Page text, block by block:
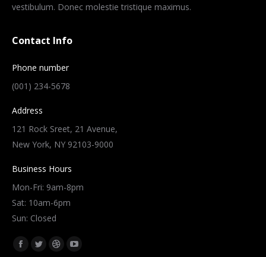
vestibulum. Donec molestie tristique maximus.
Contact Info
Phone number
(001) 234-5678
Address
121 Rock Sreet, 21 Avenue,
New York, NY 92103-9000
Business Hours
Mon-Fri: 9am-8pm
Sat: 10am-6pm
Sun: Closed
Znajdź nas na:
Facebook
TwitterDribbbleYouTube